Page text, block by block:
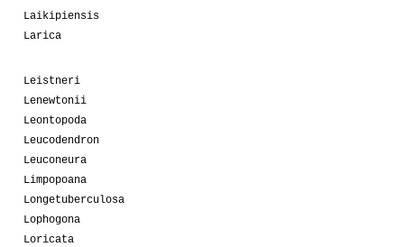
Laikipiensis
Larica
Leistneri
Lenewtonii
Leontopoda
Leucodendron
Leuconeura
Limpopoana
Longetuberculosa
Lophogona
Loricata